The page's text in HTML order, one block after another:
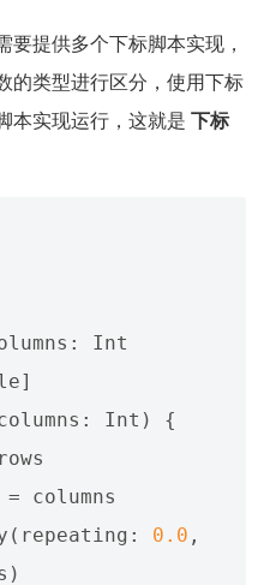
提供多个下标脚本实现，
的类型进行区分，使用下标
本实现运行，这就是 下标
:
Int
]
: Int )
{
rows
=
columns
( repeating : 0.0 ,
)